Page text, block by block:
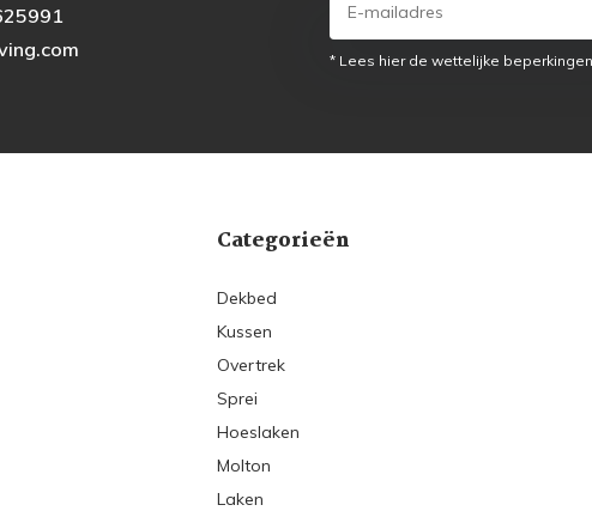
* Lees hier de wettelijke beperkingen
Categorieën
Dekbed
Kussen
Overtrek
Sprei
Hoeslaken
Molton
Laken